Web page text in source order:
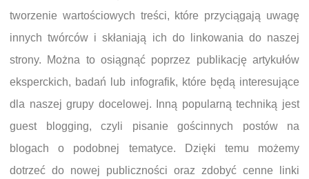
tworzenie wartościowych treści, które przyciągają uwagę
innych twórców i skłaniają ich do linkowania do naszej
strony. Można to osiągnąć poprzez publikację artykułów
eksperckich, badań lub infografik, które będą interesujące
dla naszej grupy docelowej. Inną popularną techniką jest
guest blogging, czyli pisanie gościnnych postów na
blogach o podobnej tematyce. Dzięki temu możemy
dotrzeć do nowej publiczności oraz zdobyć cenne linki